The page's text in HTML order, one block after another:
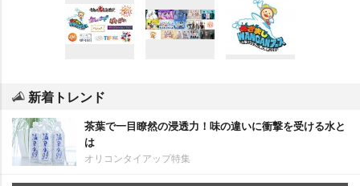
新着トレンド
茶葉で一目瞭然の浸透力！味の違いに衝撃を受ける水と
は
オリコンタイアップ特集